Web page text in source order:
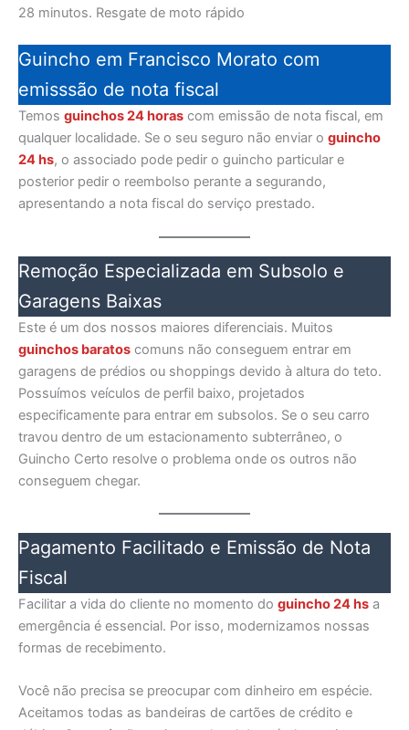
28 minutos. Resgate de moto rápido
Guincho em Francisco Morato com
emisssão de nota fiscal
Temos guinchos 24 horas com emissão de nota fiscal, em
qualquer localidade. Se o seu seguro não enviar o guincho
24 hs, o associado pode pedir o guincho particular e
posterior pedir o reembolso perante a segurando,
apresentando a nota fiscal do serviço prestado.
Remoção Especializada em Subsolo e
Garagens Baixas
Este é um dos nossos maiores diferenciais. Muitos
guinchos baratos comuns não conseguem entrar em
garagens de prédios ou shoppings devido à altura do teto.
Possuímos veículos de perfil baixo, projetados
especificamente para entrar em subsolos. Se o seu carro
travou dentro de um estacionamento subterrâneo, o
Guincho Certo resolve o problema onde os outros não
conseguem chegar.
Pagamento Facilitado e Emissão de Nota
Fiscal
Facilitar a vida do cliente no momento do guincho 24 hs a
emergência é essencial. Por isso, modernizamos nossas
formas de recebimento.
Você não precisa se preocupar com dinheiro em espécie.
Aceitamos todas as bandeiras de cartões de crédito e